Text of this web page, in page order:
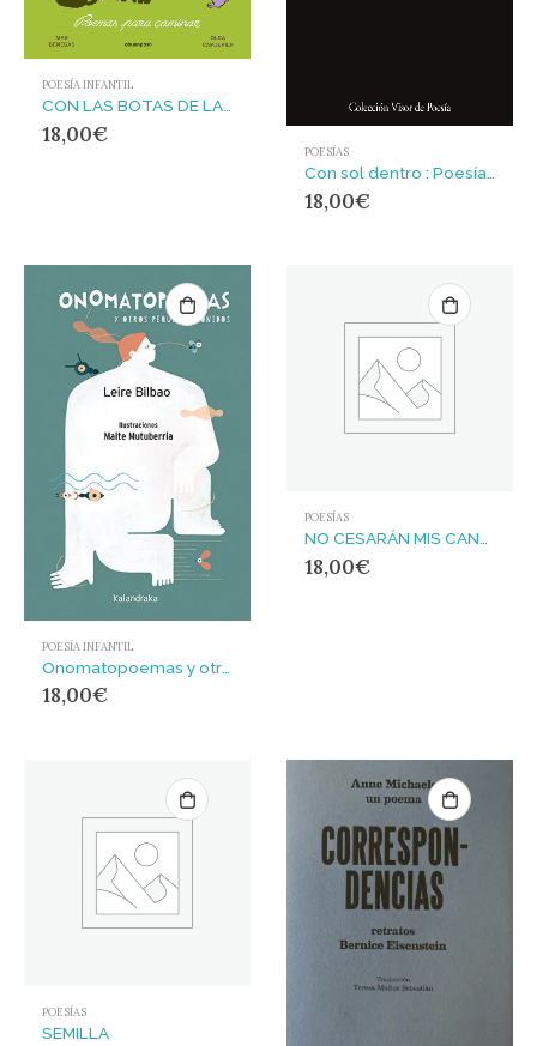
POESÍA INFANTIL
18,00€
POESÍAS
18,00€
POESÍA INFANTIL
18,00€
POESÍAS
NO CESARÁN MIS CANTOS
18,00€
POESÍAS
SEMILLA